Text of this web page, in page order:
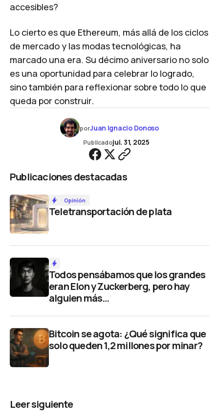
accesibles?
Lo cierto es que Ethereum, más allá de los ciclos
de mercado y las modas tecnológicas, ha
marcado una era. Su décimo aniversario no solo
es una oportunidad para celebrar lo logrado,
sino también para reflexionar sobre todo lo que
queda por construir.
Publicaciones destacadas
Opinión
Teletransportación de plata
Todos pensábamos que los grandes
eran Elon y Zuckerberg, pero hay
alguien más…
Bitcoin se agota: ¿Qué significa que
solo queden 1,2 millones por minar?
porJuan Ignacio Donoso
Publicadojul. 31, 2025
Leer siguiente